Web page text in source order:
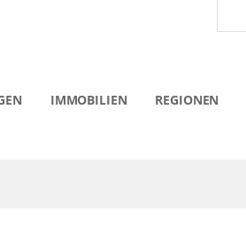
IMMOBILIEN REGIONEN